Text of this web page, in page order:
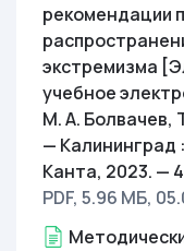
рекомендации
экстремизма
учебное
М. А. Болвачев,
— Калининград
Канта, 2023. —
PDF, 5.96 МБ,